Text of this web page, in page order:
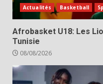
Actualités Basketball
Afrobasket U18: Les
Tunisie
08/08/2026